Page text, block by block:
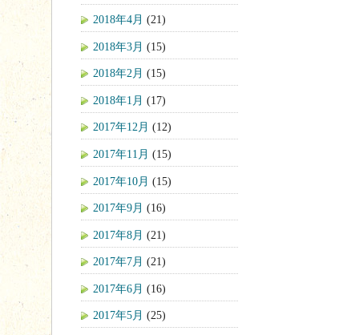
2018年4月 (21)
2018年3月 (15)
2018年2月 (15)
2018年1月 (17)
2017年12月 (12)
2017年11月 (15)
2017年10月 (15)
2017年9月 (16)
2017年8月 (21)
2017年7月 (21)
2017年6月 (16)
2017年5月 (25)